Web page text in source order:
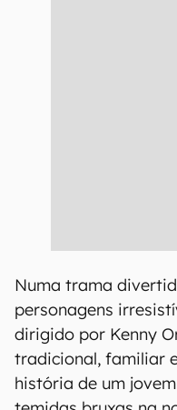
Numa trama
personagens
dirigido por Kenny
tradicional, familiar
história de um